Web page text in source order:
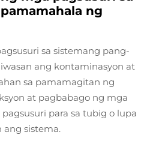
ng
sa sistemang pang-
ang kontaminasyon at
sa pamamagitan ng
at pagbabago ng mga
para sa tubig o lupa
ang sistema.